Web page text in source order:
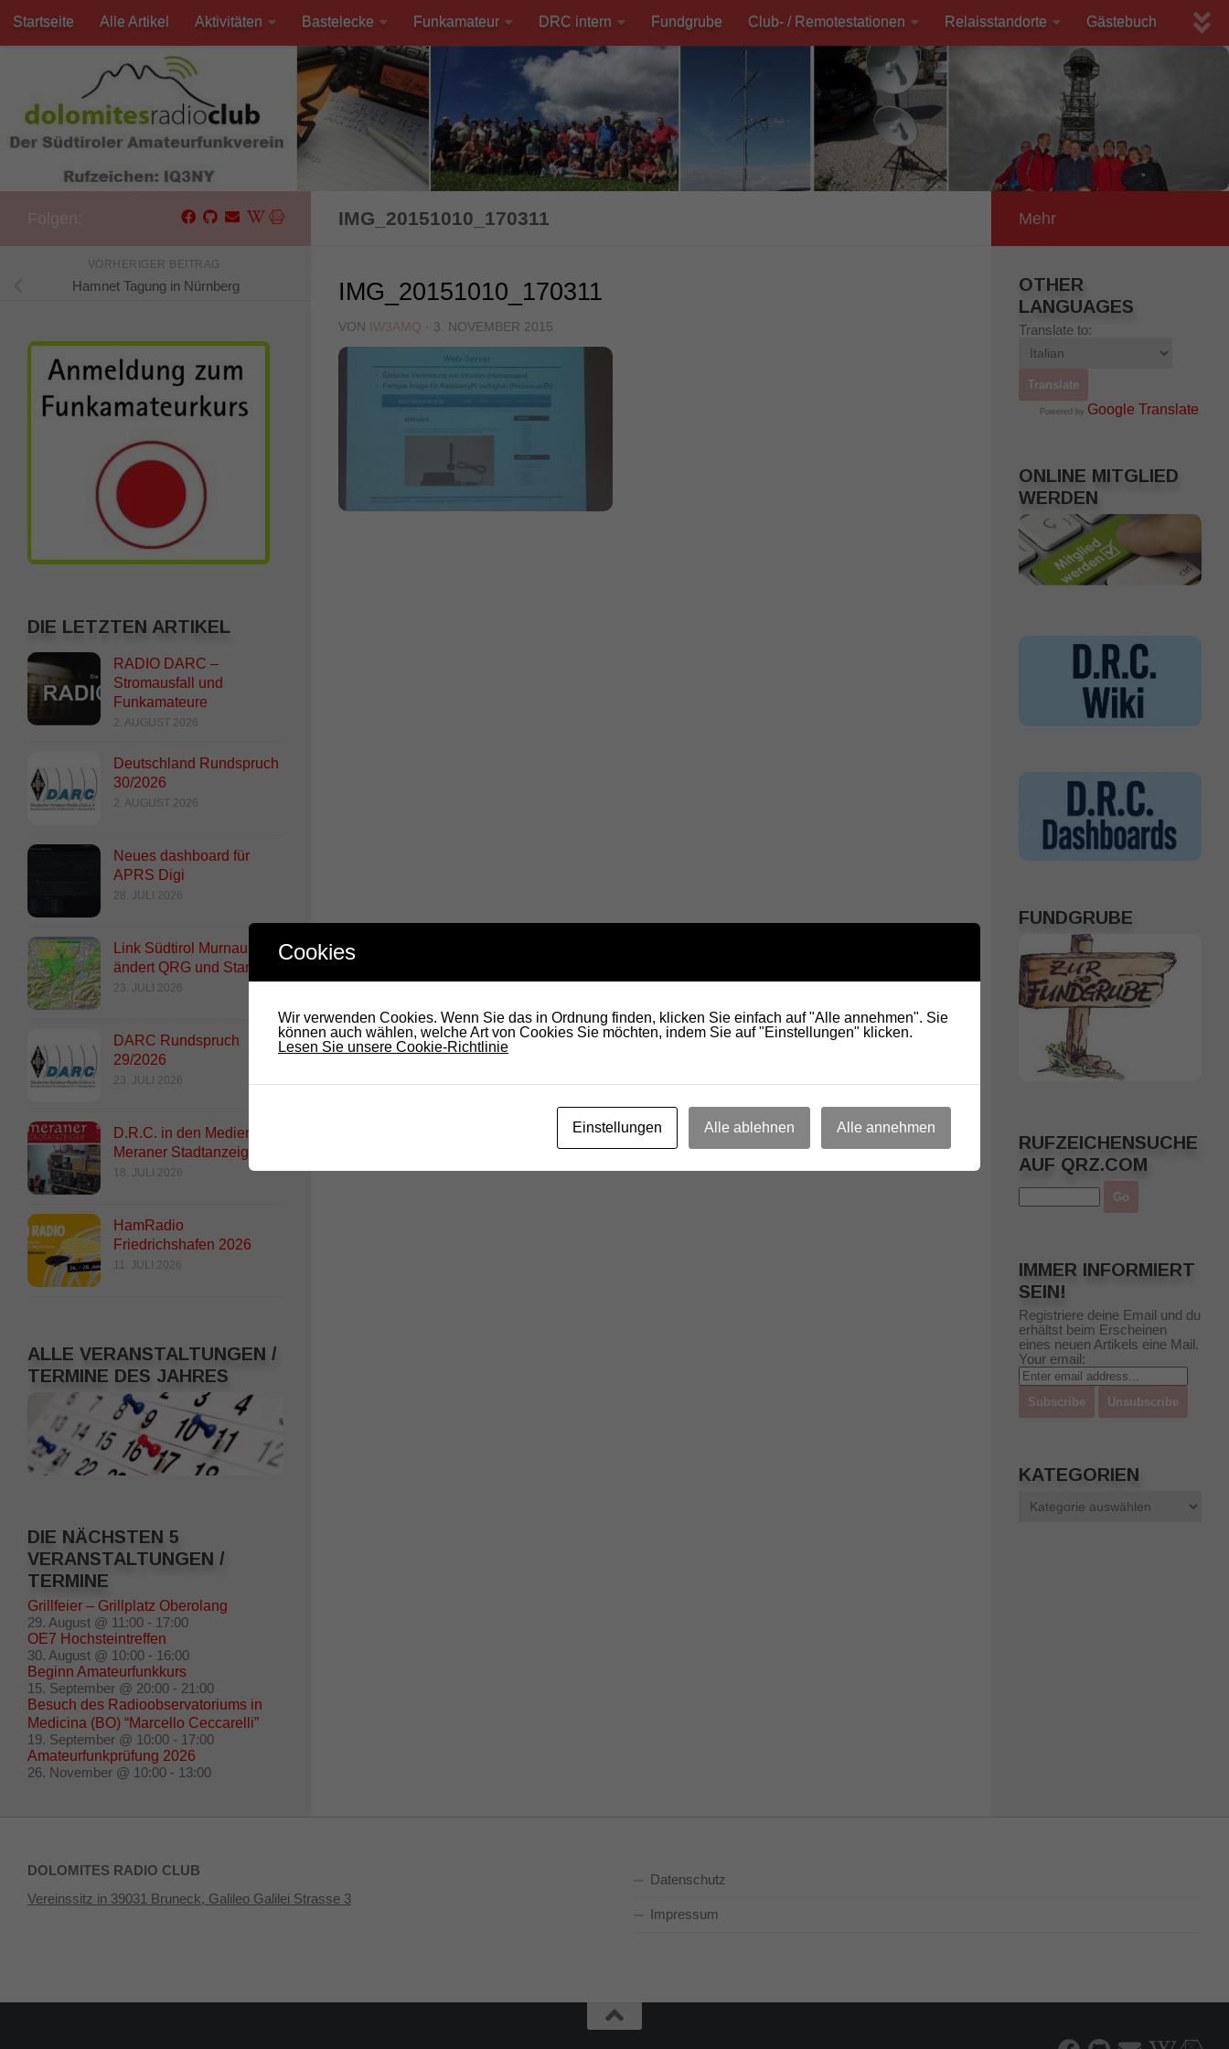
Unter dem Inhalt
Startseite Alle Artikel Aktivitäten Bastelecke Funkamateur DRC intern Fundgrube Club- / Remotestationen Relaisstandorte Gästebuch
IMG_20151010_170311
IMG_20151010_170311
VON IW3AMQ · 3. NOVEMBER 2015
VORHERIGER BEITRAG
Hamnet Tagung in Nürnberg
DIE LETZTEN ARTIKEL
RADIO DARC –
Stromausfall und
Funkamateure
2. AUGUST 2026
Deutschland Rundspruch
30/2026
2. AUGUST 2026
Neues dashboard für
APRS Digi
28. JULI 2026
Link Südtirol Murnau Süd
ändert QRG und Standort
23. JULI 2026
DARC Rundspruch
29/2026
23. JULI 2026
D.R.C. in den Medien –
Meraner Stadtanzeiger
18. JULI 2026
HamRadio
Friedrichshafen 2026
11. JULI 2026
ALLE VERANSTALTUNGEN /
TERMINE DES JAHRES
DIE NÄCHSTEN 5
VERANSTALTUNGEN /
TERMINE
Grillfeier – Grillplatz Oberolang
29. August @ 11:00 - 17:00
OE7 Hochsteintreffen
30. August @ 10:00 - 16:00
Beginn Amateurfunkkurs
15. September @ 20:00 - 21:00
Besuch des Radioobservatoriums in
Medicina (BO) “Marcello Ceccarelli”
19. September @ 10:00 - 17:00
Amateurfunkprüfung 2026
26. November @ 10:00 - 13:00
Mehr
OTHER
LANGUAGES
Translate to:
Powered by Google Translate .
ONLINE MITGLIED
WERDEN
FUNDGRUBE
RUFZEICHENSUCHE
AUF QRZ.COM
IMMER INFORMIERT
SEIN!
Registriere deine Email und du
erhältst beim Erscheinen
eines neuen Artikels eine Mail.
Your email:
KATEGORIEN
DOLOMITES RADIO CLUB
Vereinssitz in 39031 Bruneck, Galileo Galilei Strasse 3
Datenschutz
Impressum
Cookies
Wir verwenden Cookies. Wenn Sie das in Ordnung finden, klicken Sie einfach auf "Alle annehmen". Sie
können auch wählen, welche Art von Cookies Sie möchten, indem Sie auf "Einstellungen" klicken.
Lesen Sie unsere Cookie-Richtlinie
Einstellungen Alle ablehnen Alle annehmen